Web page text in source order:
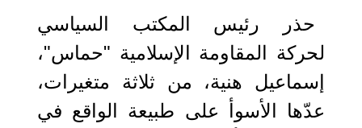
حذر رئيس المكتب السياسي
لحركة المقاومة الإسلامية "حماس"،
إسماعيل هنية، من ثلاثة متغيرات،
عدّها الأسوأ على طبيعة الواقع في